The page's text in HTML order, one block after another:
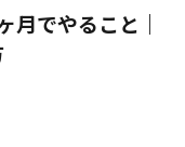
月でやること｜